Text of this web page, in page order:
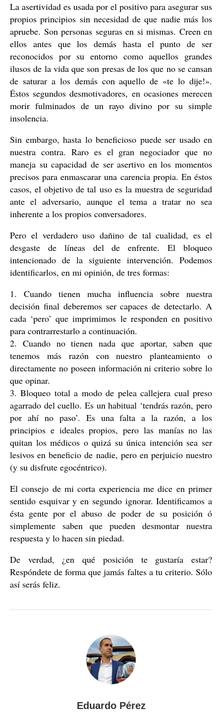
La asertividad es usada por el positivo para asegurar sus
propios principios sin necesidad de que nadie más los
apruebe. Son personas seguras en si mismas. Creen en
ellos antes que los demás hasta el punto de ser
reconocidos por su entorno como aquellos grandes
ilusos de la vida que son presas de los que no se cansan
de saturar a los demás con aquello de «te lo dije!».
Éstos segundos desmotivadores, en ocasiones merecen
morir fulminados de un rayo divino por su simple
insolencia.
Sin embargo, hasta lo beneficioso puede ser usado en
nuestra contra. Raro es el gran negociador que no
maneja su capacidad de ser asertivo en los momentos
precisos para enmascarar una carencia propia. En éstos
casos, el objetivo de tal uso es la muestra de seguridad
ante el adversario, aunque el tema a tratar no sea
inherente a los propios conversadores.
Pero el verdadero uso dañino de tal cualidad, es el
desgaste de líneas del de enfrente. El bloqueo
intencionado de la siguiente intervención. Podemos
identificarlos, en mi opinión, de tres formas:
1. Cuando tienen mucha influencia sobre nuestra
decisión final deberemos ser capaces de detectarlo. A
cada ‘pero’ que imprimimos le responden en positivo
para contrarrestarlo a continuación.
2. Cuando no tienen nada que aportar, saben que
tenemos más razón con nuestro planteamiento o
directamente no poseen información ni criterio sobre lo
que opinar.
3. Bloqueo total a modo de pelea callejera cual preso
agarrado del cuello. Es un habitual ‘tendrás razón, pero
por ahí no paso’. Es una falta a la razón, a los
principios e ideales propios, pero las manías no las
quitan los médicos o quizá su única intención sea ser
lesivos en beneficio de nadie, pero en perjuicio nuestro
(y su disfrute egocéntrico).
El consejo de mi corta experiencia me dice en primer
sentido esquivar y en segundo ignorar. Identificamos a
ésta gente por el abuso de poder de su posición ó
simplemente saben que pueden desmontar nuestra
respuesta y lo hacen sin piedad.
De verdad, ¿en qué posición te gustaría estar?
Respóndete de forma que jamás faltes a tu criterio. Sólo
así serás feliz.
Eduardo Pérez